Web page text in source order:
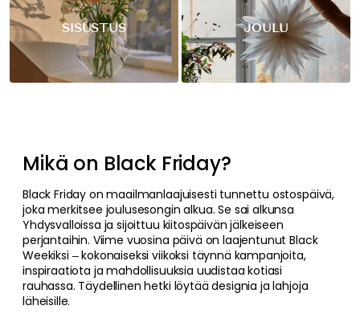
SISUSTUS JOULU
Mikä on Black Friday?
Black Friday on maailmanlaajuisesti tunnettu ostospäivä,
joka merkitsee joulusesongin alkua. Se sai alkunsa
Yhdysvalloissa ja sijoittuu kiitospäivän jälkeiseen
perjantaihin. Viime vuosina päivä on laajentunut Black
Weekiksi – kokonaiseksi viikoksi täynnä kampanjoita,
inspiraatiota ja mahdollisuuksia uudistaa kotiasi
rauhassa. Täydellinen hetki löytää designia ja lahjoja
läheisille.